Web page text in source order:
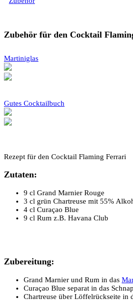
Zubehör für den Cocktail
Martiniglas
Gutes Cocktailbuch
Rezept für den Cocktail Flaming Ferrari
Zutaten:
9 cl Grand Marnier Rouge
3 cl grün Chartreuse mit 55%
4 cl Curaçao Blue
9 cl Rum z.B. Havana Club
Zubereitung:
Grand Marnier und Rum in das
Curaçao Blue separat in das
Chartreuse über Löffelrückseite in